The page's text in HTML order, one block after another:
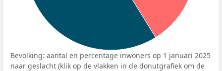
Bevolking: aantal en percentage inwoners op 1 januari 2025
naar geslacht (klik op de vlakken in de donutgrafiek om de